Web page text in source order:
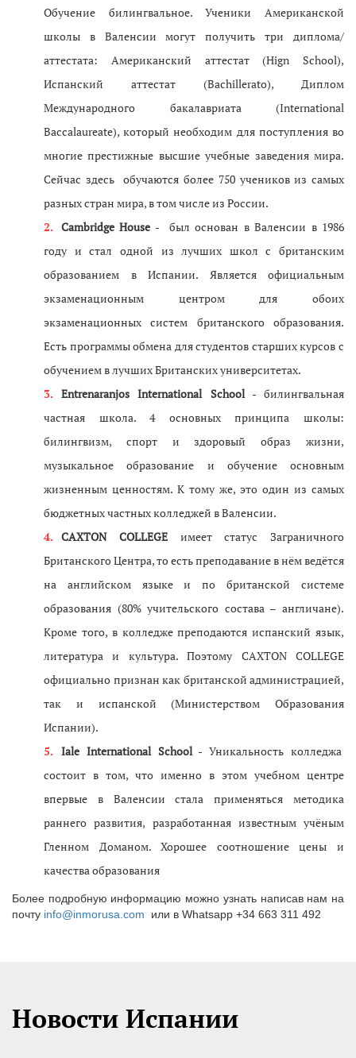
Обучение билингвальное. Ученики Американской
школы в Валенсии могут получить три диплома/
аттестата: Американский аттестат (Hign School),
Испанский аттестат (Bachillerato), Диплом
Международного бакалавриата (International
Baccalaureate), который необходим для поступления во
многие престижные высшие учебные заведения мира.
Сейчас здесь обучаются более 750 учеников из самых
разных стран мира, в том числе из России.
Cambridge House - был основан в Валенсии в 1986
году и стал одной из лучших школ с британским
образованием в Испании. Является официальным
экзаменационным центром для обоих
экзаменационных систем британского образования.
Есть программы обмена для студентов старших курсов с
обучением в лучших Британских университетах.
Entrenaranjos International School- билингвальная
частная школа. 4 основных принципа школы:
билингвизм, спорт и здоровый образ жизни,
музыкальное образование и обучение основным
жизненным ценностям. К тому же, это один из самых
бюджетных частных колледжей в Валенсии.
CAXTON COLLEGEимеет статус Заграничного
Британского Центра, то есть преподавание в нём ведётся
на английском языке и по британской системе
образования (80% учительского состава – англичане).
Кроме того, в колледже преподаются испанский язык,
литература и культура. Поэтому CAXTON COLLEGE
официально признан как британской администрацией,
так и испанской (Министерством Образования
Испании).
Iale International School- Уникальность колледжа
состоит в том, что именно в этом учебном центре
впервые в Валенсии стала применяться методика
раннего развития, разработанная известным учёным
Гленном Доманом. Хорошее соотношение цены и
качества образования
Более подробную информацию можно узнать написав нам на
почту info@inmorusa.com или в Whatsapp +34 663 311 492
Новости Испании